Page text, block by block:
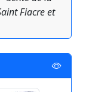
Fiacre et